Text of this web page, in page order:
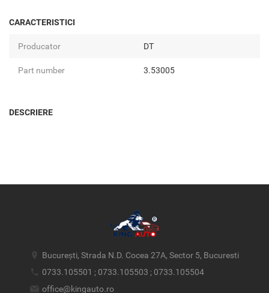
CARACTERISTICI
Producator DT
Part number 3.53005
DESCRIERE
București, Strada N.D. Cocea 27A, Sector 5, Bucuresti
0733.105501 ; 0733.105503 ; 0733.105504
office@kingauto.ro